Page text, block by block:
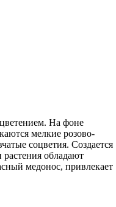
На фоне
мелкие розово-
соцветия. Создается
обладают
медонос, привлекает